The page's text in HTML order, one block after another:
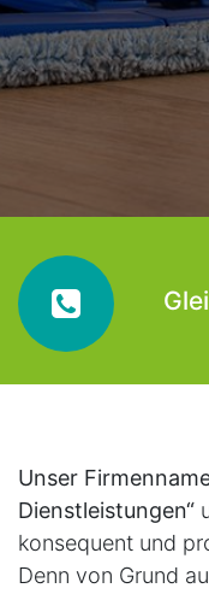
Unser
Dienstleistungen“
konsequent und
Denn von Grund